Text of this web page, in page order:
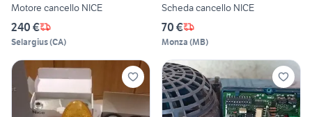
Motore cancello NICE
240 €
Selargius(CA)
Scheda cancello NICE
70 €
Monza (MB)